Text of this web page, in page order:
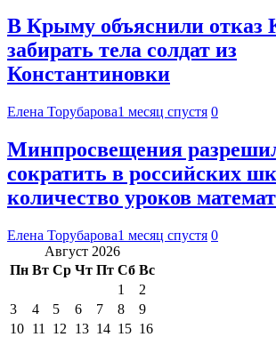
В Крыму объяснили отказ
забирать тела солдат из
Константиновки
Елена Торубарова1 месяц спустя 0
Минпросвещения
сократить в российских
количество уроков
Елена Торубарова1 месяц спустя 0
Август 2026
Пн Вт Ср Чт Пт Сб Вс
1
2
3
4 5 6 7 8
9
10 11 12 13 14 15 16